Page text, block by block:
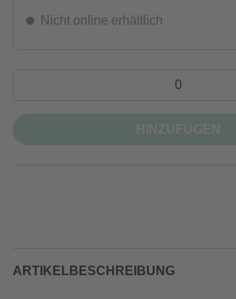
Nicht online erhältlich
ARTIKELBESCHREIBUNG